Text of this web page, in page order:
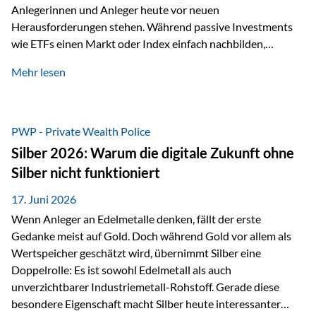
Anlegerinnen und Anleger heute vor neuen
Herausforderungen stehen. Während passive Investments
wie ETFs einen Markt oder Index einfach nachbilden,
setzen auf die Expertise erfahrener Fondsmanager, die
Veränderungen geprägt ist, kann diese aktive
Herangehensweise einen entscheidenden Mehrwert bieten.
Was zeichnet aktive Fonds aus? Aktive Fonds verfolgen das
Ziel, nicht nur einen Markt abzubilden, sondern gezielt
Anlageentscheidungen zu treffen. Fondsmanager
analysieren Unternehmen,…
Mehr lesen
PWP - Private Wealth Police
Silber 2026: Warum die digitale Zukunft ohne
Silber nicht funktioniert
17. Juni 2026
Wenn Anleger an Edelmetalle denken, fällt der erste
Gedanke meist auf Gold. Doch während Gold vor allem als
Wertspeicher geschätzt wird, übernimmt Silber eine
Doppelrolle: Es ist sowohl Edelmetall als auch
unverzichtbarer Industriemetall-Rohstoff. Gerade diese
besondere Eigenschaft macht Silber heute interessanter